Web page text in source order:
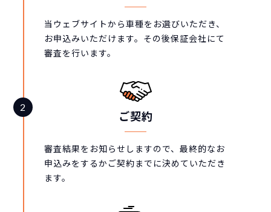
当ウェブサイトから車種をお選びいただき、
お申込みいただけます。その後保証会社にて
審査を行います。
ご契約
審査結果をお知らせしますので、最終的なお
申込みをするかご契約までに決めていただき
ます。